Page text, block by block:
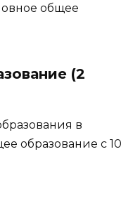
общее
(2
в
образование с 10